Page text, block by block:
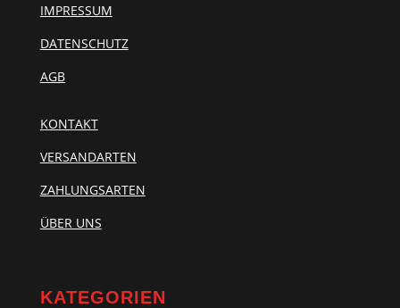
IMPRESSUM
DATENSCHUTZ
AGB
KONTAKT
VERSANDARTEN
ZAHLUNGSARTEN
ÜBER UNS
KATEGORIEN